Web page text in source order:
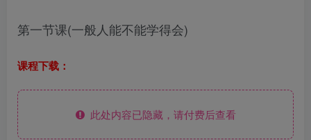
第一节课(一般人能不能学得会)
课程下载：
此处内容已隐藏，请付费后查看